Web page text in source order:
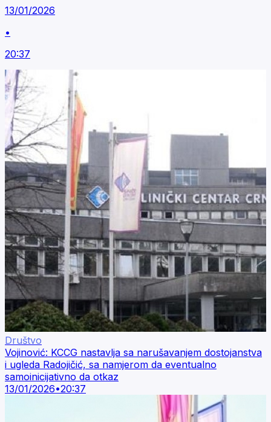
13/01/2026
•
20:37
Društvo
Vojinović: KCCG nastavlja sa narušavanjem dostojanstva
i ugleda Radojičić, sa namjerom da eventualno
samoinicijativno da otkaz
13/01/2026•20:37